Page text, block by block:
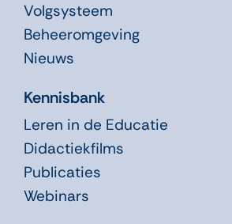
Volgsysteem
Beheeromgeving
Nieuws
Kennisbank
Leren in de Educatie
Didactiekfilms
Publicaties
Webinars